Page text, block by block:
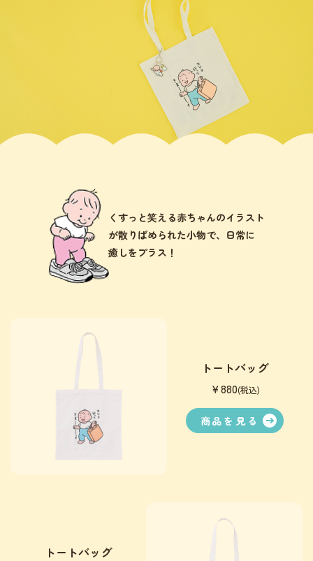
くすっと笑える赤ちゃんのイラスト
が散りばめられた小物で、日常に
癒しをプラス！
トートバッグ
￥880(税込)
商品を見る
トートバッグ